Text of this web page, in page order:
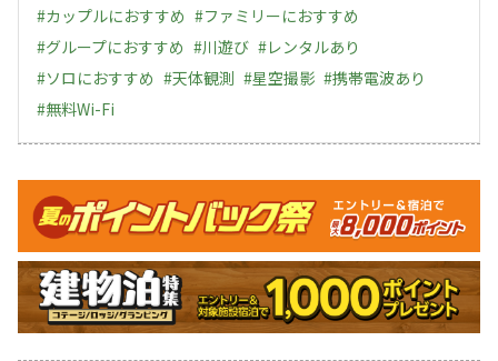
#カップルにおすすめ #ファミリーにおすすめ
#グループにおすすめ #川遊び #レンタルあり
#ソロにおすすめ #天体観測 #星空撮影 #携帯電波あり
#無料Wi-Fi
キャンペーン